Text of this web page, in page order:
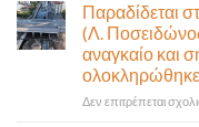
Παραδίδεται
(Λ.
αναγκαίο και
ολοκληρώθηκε
Δεν επιτρέπεται